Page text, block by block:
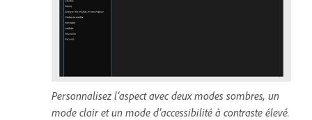
Personnalisez l’aspect avec deux modes sombres, un
mode clair et un mode d’accessibilité à contraste élevé.